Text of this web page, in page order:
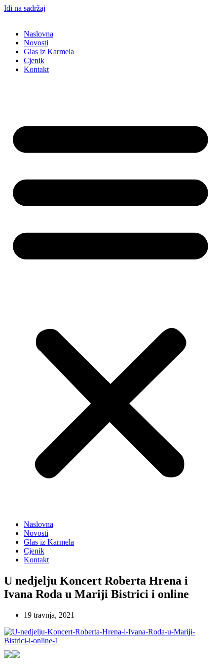
Idi na sadržaj
Naslovna
Novosti
Glas iz Karmela
Cjenik
Kontakt
Naslovna
Novosti
Glas iz Karmela
Cjenik
Kontakt
U nedjelju Koncert Roberta Hrena i
Ivana Roda u Mariji Bistrici i online
19 travnja, 2021